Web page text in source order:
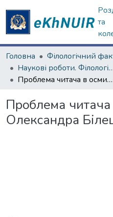
та
Головна
Філологічний
Наукові роботи. Філологічний факультет
Проблема читача в осмисленні Олександра Білецького
Проблема читача
Олександра